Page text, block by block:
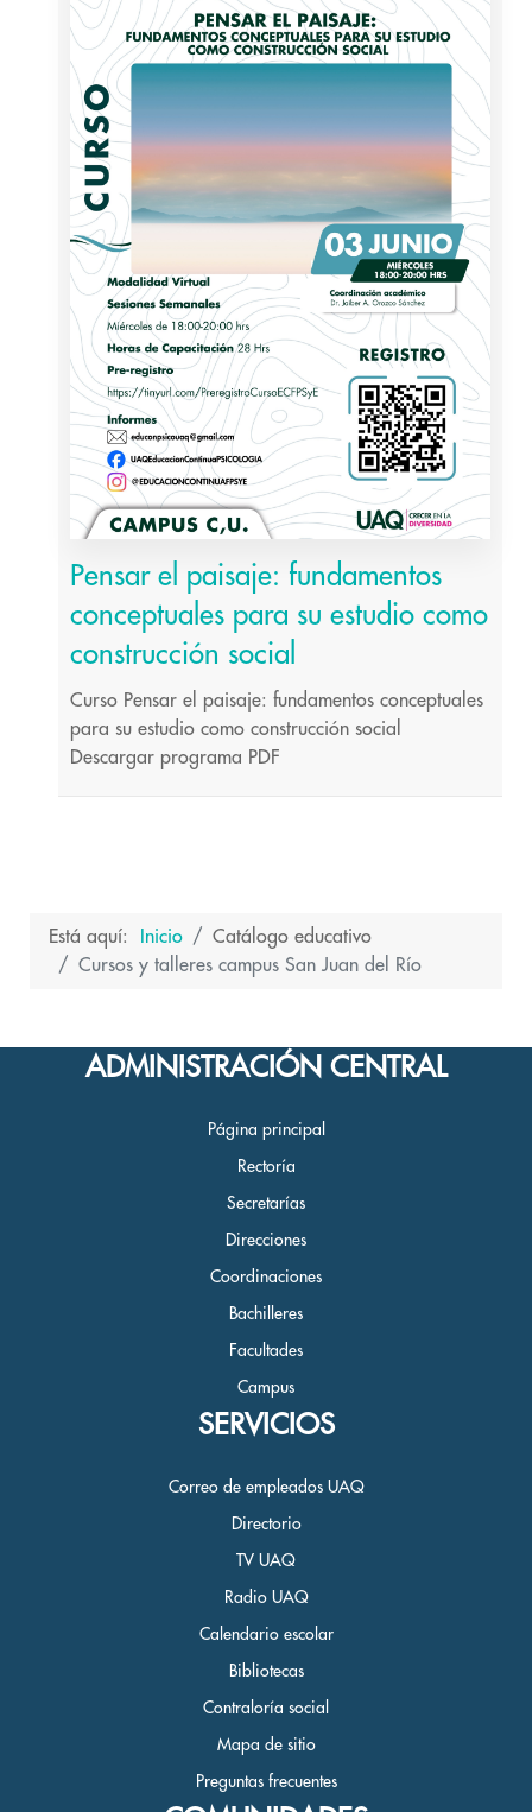
Pensar el paisaje: fundamentos
conceptuales para su estudio como
construcción social
Curso Pensar el paisaje: fundamentos conceptuales
para su estudio como construcción social
Descargar programa PDF
Está aquí: Inicio
Catálogo educativo
Cursos y talleres campus San Juan del Río
ADMINISTRACIÓN CENTRAL
Página principal
Rectoría
Secretarías
Direcciones
Coordinaciones
Bachilleres
Facultades
Campus
SERVICIOS
Correo de empleados UAQ
Directorio
TV UAQ
Radio UAQ
Calendario escolar
Bibliotecas
Contraloría social
Mapa de sitio
Preguntas frecuentes